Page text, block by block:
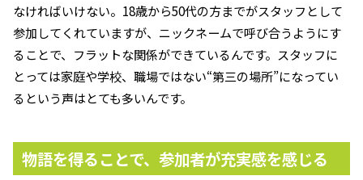
なければいけない。18歳から50代の方までがスタッフとして
参加してくれていますが、ニックネームで呼び合うようにす
ることで、フラットな関係ができているんです。スタッフに
とっては家庭や学校、職場ではない“第三の場所”になってい
るという声はとても多いんです。
物語を得ることで、参加者が充実感を感じる